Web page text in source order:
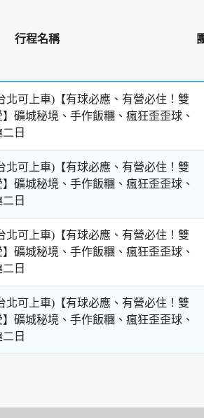
行程名稱
北可上車)【有球必應、有營必住！雙
礦城秘境、手作飯糰、瘋狂歪歪球、
日
北可上車)【有球必應、有營必住！雙
礦城秘境、手作飯糰、瘋狂歪歪球、
日
北可上車)【有球必應、有營必住！雙
礦城秘境、手作飯糰、瘋狂歪歪球、
日
北可上車)【有球必應、有營必住！雙
礦城秘境、手作飯糰、瘋狂歪歪球、
日